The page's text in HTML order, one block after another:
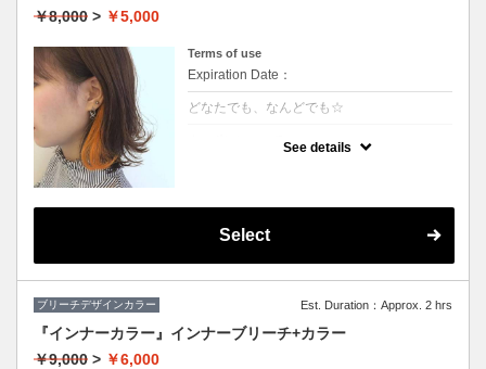
￥8,000 > ￥5,000
Terms of use
Expiration Date：
どなたでも、なんどでも☆
See details
Select
ブリーチデザインカラー Est. Duration：Approx. 2 hrs
『インナーカラー』インナーブリーチ+カラー
￥9,000 > ￥6,000